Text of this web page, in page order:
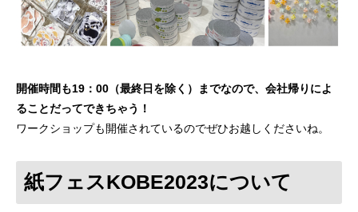
開催時間も19：00（最終日を除く）までなので、会社帰りによ
ることだってできちゃう！
ワークショップも開催されているのでぜひお越しくださいね。
紙フェスKOBE2023について